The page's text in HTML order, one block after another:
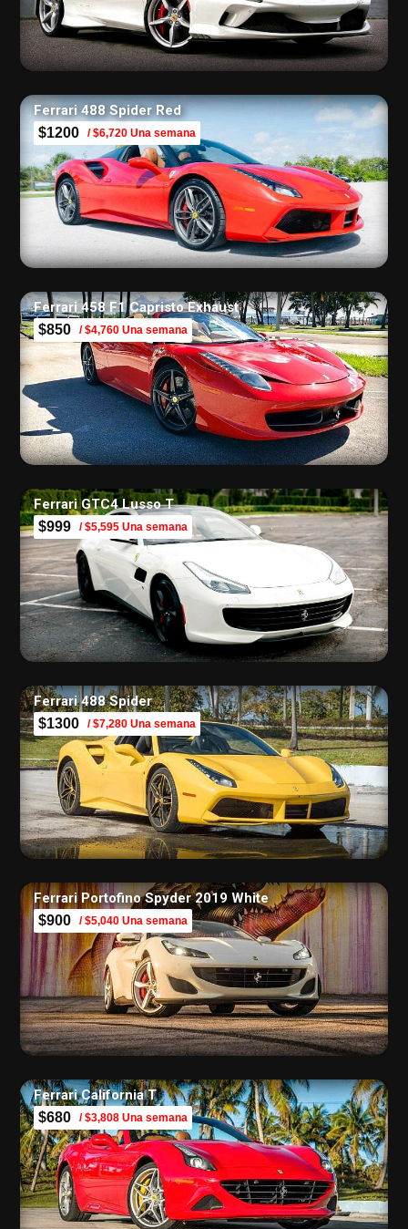
Ferrari 488 Spider Red
$1200 / $6,720 Una semana
Ferrari 458 F1 Capristo Exhaust
$850 / $4,760 Una semana
Ferrari GTC4 Lusso T
$999 / $5,595 Una semana
Ferrari 488 Spider
$1300 / $7,280 Una semana
Ferrari Portofino Spyder 2019 White
$900 / $5,040 Una semana
Ferrari California T
$680 / $3,808 Una semana